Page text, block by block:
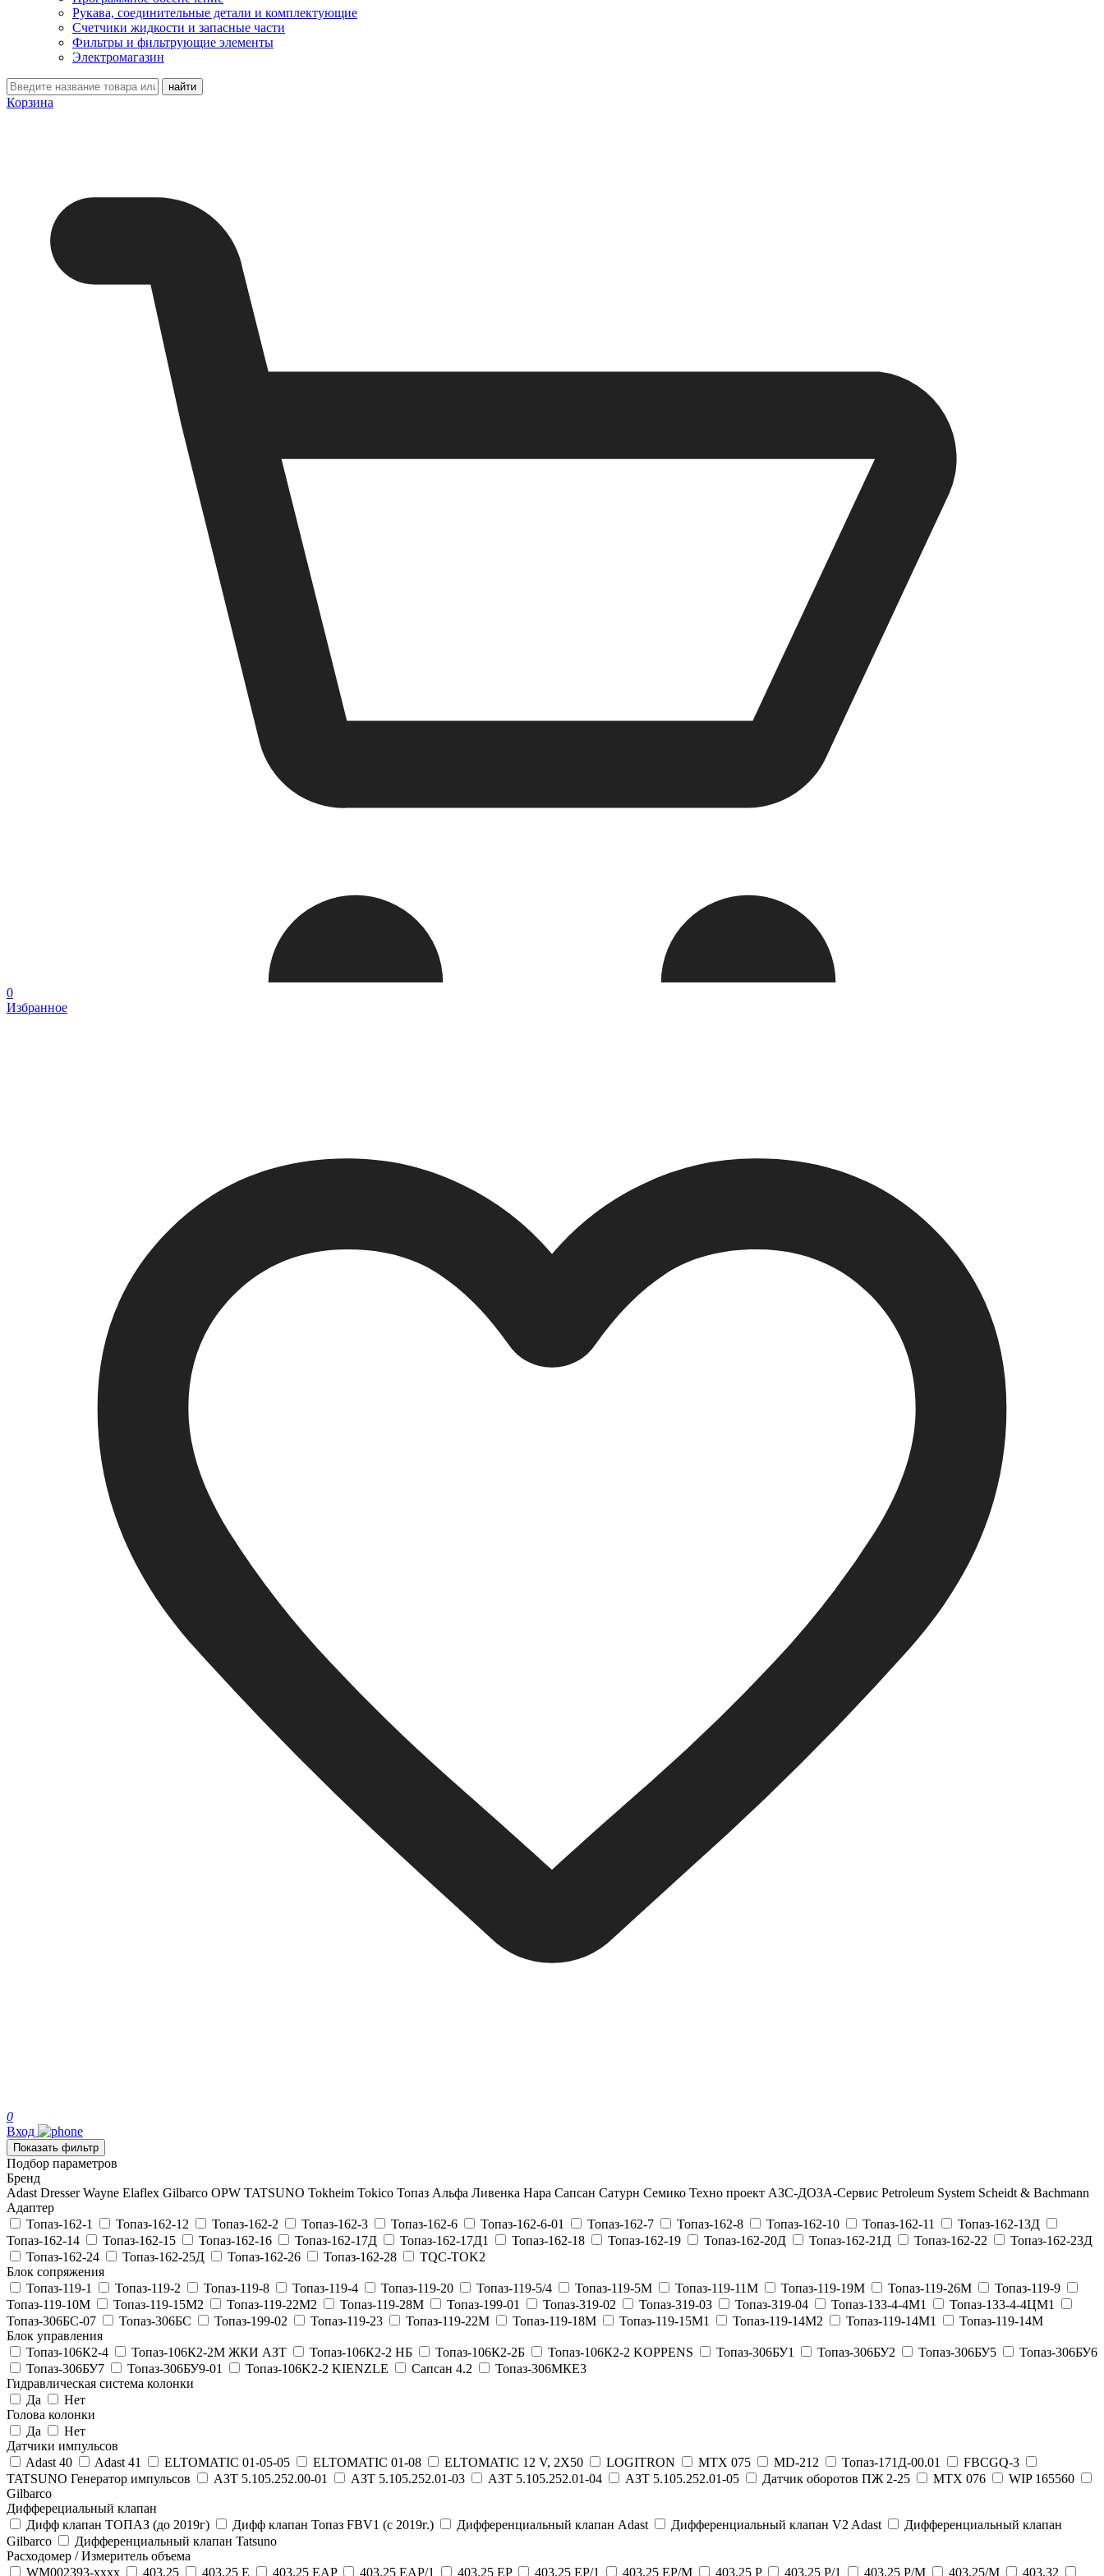
Рукава, соединительные детали и комплектующие
Счетчики жидкости и запасные части
Фильтры и фильтрующие элементы
Электромагазин
Корзина
0
Избранное
0
Вход
Показать фильтр
Подбор параметров
Бренд
Adast Dresser Wayne Elaflex Gilbarco OPW TATSUNO Tokheim Tokico Топаз Альфа Ливенка Нара Сапсан Сатурн Семико Техно проект АЗС-ДОЗА-Сервис Petroleum System Scheidt & Bachmann
Адаптер
Топаз-162-1
Топаз-162-12 Топаз-162-2 Топаз-162-3 Топаз-162-6 Топаз-162-6-01 Топаз-162-7 Топаз-162-8 Топаз-162-10 Топаз-162-11
Топаз-162-13Д
Топаз-162-14
Топаз-162-15 Топаз-162-16 Топаз-162-17Д Топаз-162-17Д1 Топаз-162-18 Топаз-162-19 Топаз-162-20Д Топаз-162-21Д Топаз-162-22
Топаз-162-23Д
Топаз-162-24
Топаз-162-25Д Топаз-162-26 Топаз-162-28
TQC-TOK2
Блок сопряжения
Топаз-119-1
Топаз-119-2 Топаз-119-8 Топаз-119-4 Топаз-119-20 Топаз-119-5/4 Топаз-119-5М Топаз-119-11М Топаз-119-19М Топаз-119-26М
Топаз-119-9
Топаз-119-10М
Топаз-119-15М2 Топаз-119-22М2 Топаз-119-28М Топаз-199-01 Топаз-319-02 Топаз-319-03 Топаз-319-04 Топаз-133-4-4М1
Топаз-133-4-4ЦМ1
Топаз-306БС-07
Топаз-306БС Топаз-199-02 Топаз-119-23 Топаз-119-22М Топаз-119-18М Топаз-119-15М1 Топаз-119-14М2 Топаз-119-14М1
Топаз-119-14М
Блок управления
Топаз-106К2-4
Топаз-106К2-2М ЖКИ АЗТ Топаз-106К2-2 НБ Топаз-106К2-2Б Топаз-106К2-2 KOPPENS Топаз-306БУ1 Топаз-306БУ2 Топаз-306БУ5
Топаз-306БУ6
Топаз-306БУ7
Топаз-306БУ9-01 Топаз-106K2-2 KIENZLE Сапсан 4.2
Топаз-306МКЕ3
Гидравлическая система колонки
Да
Нет
Голова колонки
Да
Нет
Датчики импульсов
Adast 40
Adast 41 ELTOMATIC 01-05-05 ELTOMATIC 01-08 ELTOMATIC 12 V, 2X50 LOGITRON MTX 075 MD-212 Топаз-171Д-00.01
FBCGQ-3
TATSUNO Генератор импульсов
АЗТ 5.105.252.00-01 АЗТ 5.105.252.01-03 АЗТ 5.105.252.01-04 АЗТ 5.105.252.01-05 Датчик оборотов ПЖ 2-25 MTX 076
WIP 165560
Gilbarco
Дифферециальный клапан
Дифф клапан ТОПАЗ (до 2019г)
Дифф клапан Топаз FBV1 (с 2019г.) Дифференциальный клапан Adast Дифференциальный клапан V2 Adast
Дифференциальный клапан
Gilbarco
Дифференциальный клапан Tatsuno
Расходомер / Измеритель объема
WM002393-хххх
403.25 403.25 E 403.25 EAP 403.25 EAP/1 403.25 EP 403.25 EP/1 403.25 EP/M 403.25 P 403.25 P/1 403.25 P/M 403.25/M 403.32